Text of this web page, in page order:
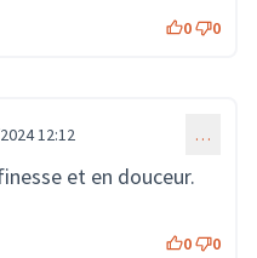
0 0
12:12 …
et en douceur.
0 0